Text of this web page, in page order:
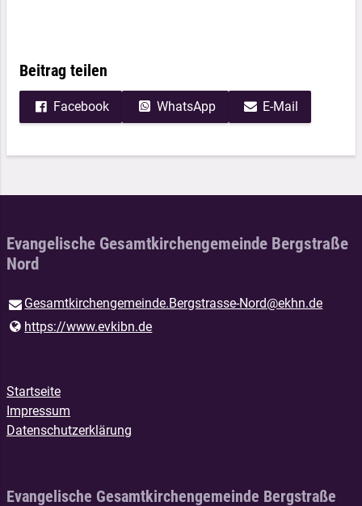
Beitrag teilen
Facebook WhatsApp E-Mail
Evangelische Gesamtkirchengemeinde Bergstraße
Nord
Gesamtkirchengemeinde.​Bergstrasse-Nord@​ekhn.​de
https://www.​evkibn.​de
Startseite
Impressum
Datenschutzerklärung
Evangelische Gesamtkirchengemeinde Bergstraße